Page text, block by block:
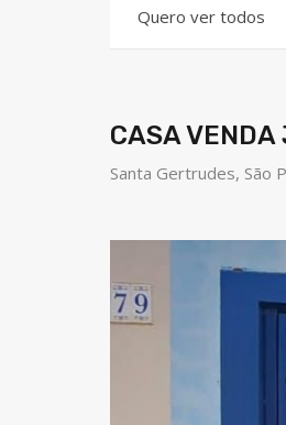
Quero ver todos
CASA VENDA
Santa Gertrudes, São